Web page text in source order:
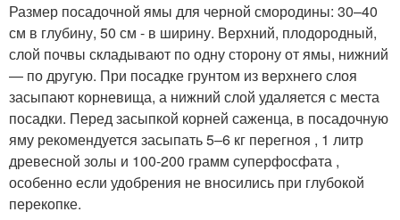
Размер посадочной ямы для черной смородины: 30–40
см в глубину, 50 см - в ширину. Верхний, плодородный,
слой почвы складывают по одну сторону от ямы, нижний
— по другую. При посадке грунтом из верхнего слоя
засыпают корневища, а нижний слой удаляется с места
посадки. Перед засыпкой корней саженца, в посадочную
яму рекомендуется засыпать 5–6 кг перегноя , 1 литр
древесной золы и 100-200 грамм суперфосфата ,
особенно если удобрения не вносились при глубокой
перекопке.